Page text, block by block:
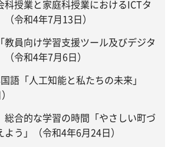
科授業と家庭科授業におけるICTタ
令和4年7月13日）
教員向け学習支援ツール及びデジタ
令和4年7月6日）
「人工知能と私たちの未来」
合的な学習の時間「やさしい町づ
う」（令和4年6月24日）